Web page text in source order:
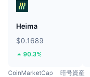
Heima
$0.1689
90.3%
CoinMarketCap 暗号資産